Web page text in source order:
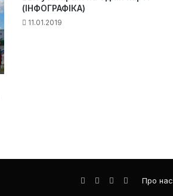
(ІНФОГРАФІКА)
11.01.2019
Про нас
Facebook
LinkedInYouTubeТелеграма